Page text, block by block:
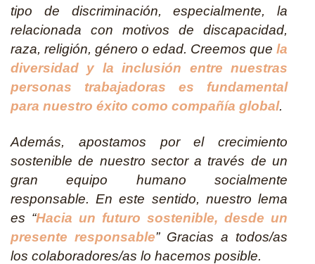
tipo de discriminación, especialmente, la
relacionada con motivos de discapacidad,
raza, religión, género o edad. Creemos que la
diversidad y la inclusión entre nuestras
personas trabajadoras es fundamental
para nuestro éxito como compañía global.
Además, apostamos por el crecimiento
sostenible de nuestro sector a través de un
gran equipo humano socialmente
responsable. En este sentido, nuestro lema
es “Hacia un futuro sostenible, desde un
presente responsable” Gracias a todos/as
los colaboradores/as lo hacemos posible.